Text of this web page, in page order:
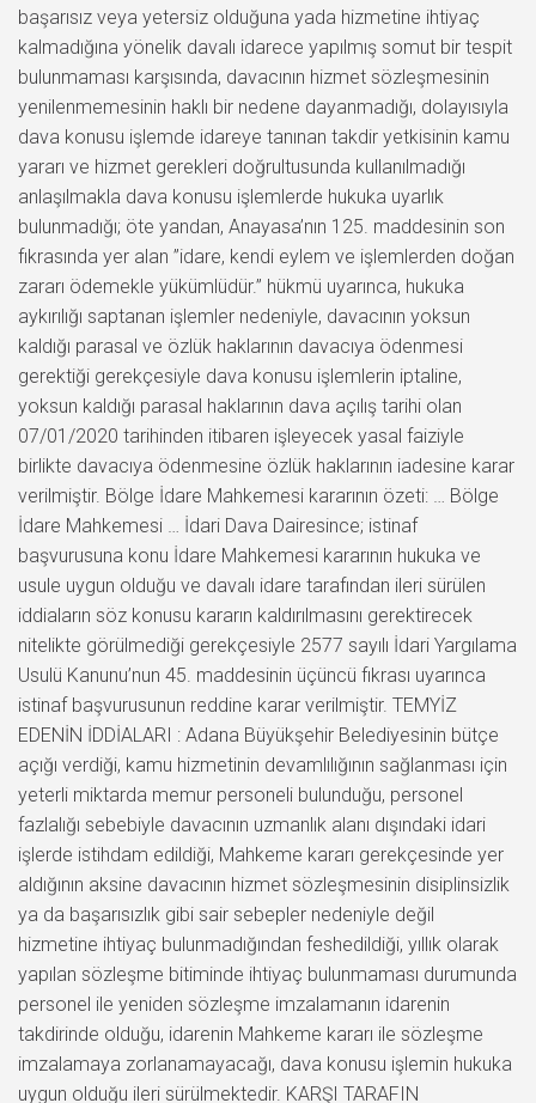
başarısız veya yetersiz olduğuna yada hizmetine ihtiyaç
kalmadığına yönelik davalı idarece yapılmış somut bir tespit
bulunmaması karşısında, davacının hizmet sözleşmesinin
yenilenmemesinin haklı bir nedene dayanmadığı, dolayısıyla
dava konusu işlemde idareye tanınan takdir yetkisinin kamu
yararı ve hizmet gerekleri doğrultusunda kullanılmadığı
anlaşılmakla dava konusu işlemlerde hukuka uyarlık
bulunmadığı; öte yandan, Anayasa’nın 125. maddesinin son
fıkrasında yer alan ”idare, kendi eylem ve işlemlerden doğan
zararı ödemekle yükümlüdür.” hükmü uyarınca, hukuka
aykırılığı saptanan işlemler nedeniyle, davacının yoksun
kaldığı parasal ve özlük haklarının davacıya ödenmesi
gerektiği gerekçesiyle dava konusu işlemlerin iptaline,
yoksun kaldığı parasal haklarının dava açılış tarihi olan
07/01/2020 tarihinden itibaren işleyecek yasal faiziyle
birlikte davacıya ödenmesine özlük haklarının iadesine karar
verilmiştir. Bölge İdare Mahkemesi kararının özeti: … Bölge
İdare Mahkemesi … İdari Dava Dairesince; istinaf
başvurusuna konu İdare Mahkemesi kararının hukuka ve
usule uygun olduğu ve davalı idare tarafından ileri sürülen
iddiaların söz konusu kararın kaldırılmasını gerektirecek
nitelikte görülmediği gerekçesiyle 2577 sayılı İdari Yargılama
Usulü Kanunu’nun 45. maddesinin üçüncü fıkrası uyarınca
istinaf başvurusunun reddine karar verilmiştir. TEMYİZ
EDENİN İDDİALARI : Adana Büyükşehir Belediyesinin bütçe
açığı verdiği, kamu hizmetinin devamlılığının sağlanması için
yeterli miktarda memur personeli bulunduğu, personel
fazlalığı sebebiyle davacının uzmanlık alanı dışındaki idari
işlerde istihdam edildiği, Mahkeme kararı gerekçesinde yer
aldığının aksine davacının hizmet sözleşmesinin disiplinsizlik
ya da başarısızlık gibi sair sebepler nedeniyle değil
hizmetine ihtiyaç bulunmadığından feshedildiği, yıllık olarak
yapılan sözleşme bitiminde ihtiyaç bulunmaması durumunda
personel ile yeniden sözleşme imzalamanın idarenin
takdirinde olduğu, idarenin Mahkeme kararı ile sözleşme
imzalamaya zorlanamayacağı, dava konusu işlemin hukuka
uygun olduğu ileri sürülmektedir. KARŞI TARAFIN